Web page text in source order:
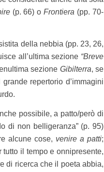
(p. 66) oFrontiera (pp. 70-
della nebbia (pp. 23, 26,
all’ultima sezione “Breve
sezione Gibilterra, se
repertorio d’immagini
possibile, a patto/però di
di non belligeranza” (p. 95)
alcune cose, venire a patti;
il tempo e onnipresente,
di ricerca che il poeta abbia,